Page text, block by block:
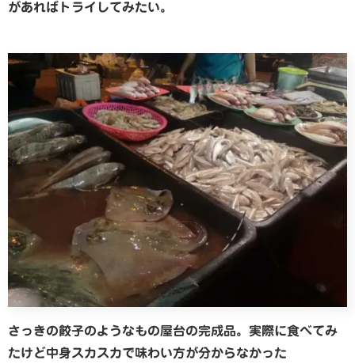
があればトライしてみたい。
さっきの餃子のようなもの屋台の完成品。実際に食べてみ
たけど中身スカスカで味わい方が分からなかった